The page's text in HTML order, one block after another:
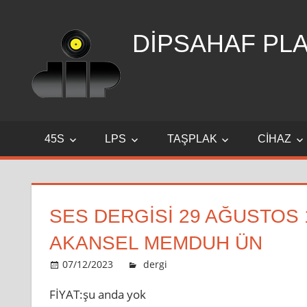
DİPSAHAF
DİPSAHAF
45S LPS TAŞPLAK CIHAZ
SES DERGİSİ 29
AKANSEL MEMDUH ÜN
07/12/2023 admin
dergi
FİYAT:şu anda yok